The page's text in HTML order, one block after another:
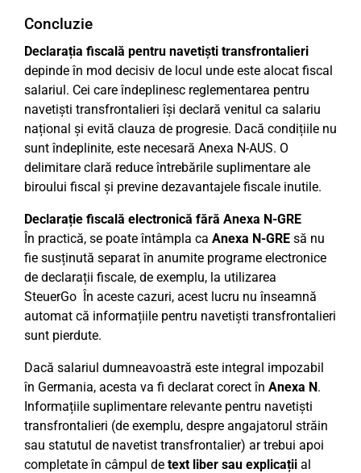
Concluzie
Declarația fiscală pentru navetiști transfrontalieri
depinde în mod decisiv de locul unde este alocat fiscal
salariul. Cei care îndeplinesc reglementarea pentru
navetiști transfrontalieri își declară venitul ca salariu
național și evită clauza de progresie. Dacă condițiile nu
sunt îndeplinite, este necesară Anexa N-AUS. O
delimitare clară reduce întrebările suplimentare ale
biroului fiscal și previne dezavantajele fiscale inutile.
Declarație fiscală electronică fără Anexa N-GRE
În practică, se poate întâmpla ca Anexa N-GRE să nu
fie susținută separat în anumite programe electronice
de declarații fiscale, de exemplu, la utilizarea
SteuerGo În aceste cazuri, acest lucru nu înseamnă
automat că informațiile pentru navetiști transfrontalieri
sunt pierdute.
Dacă salariul dumneavoastră este integral impozabil
în Germania, acesta va fi declarat corect în Anexa N.
Informațiile suplimentare relevante pentru navetiști
transfrontalieri (de exemplu, despre angajatorul străin
sau statutul de navetist transfrontalier) ar trebui apoi
completate în câmpul de text liber sau explicații al